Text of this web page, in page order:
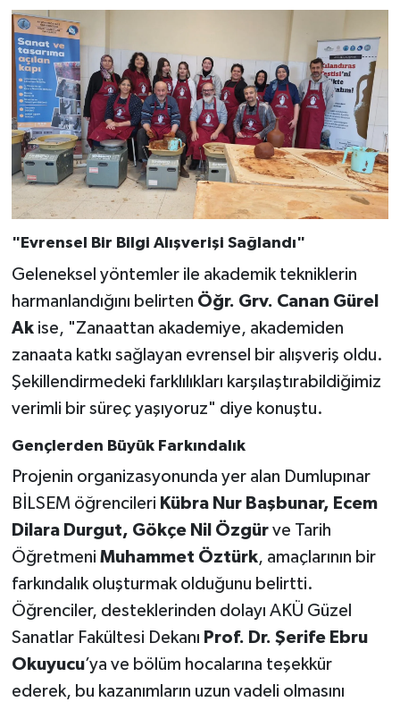
"Evrensel Bir Bilgi Alışverişi Sağlandı"
Geleneksel yöntemler ile akademik tekniklerin
harmanlandığını belirten Öğr. Grv. Canan Gürel
Akise, "Zanaattan akademiye, akademiden
zanaata katkı sağlayan evrensel bir alışveriş oldu.
Şekillendirmedeki farklılıkları karşılaştırabildiğimiz
verimli bir süreç yaşıyoruz" diye konuştu.
Gençlerden Büyük Farkındalık
Projenin organizasyonunda yer alan Dumlupınar
BİLSEM öğrencileri Kübra Nur Başbunar, Ecem
Dilara Durgut, Gökçe Nil Özgürve Tarih
Öğretmeni Muhammet Öztürk, amaçlarının bir
farkındalık oluşturmak olduğunu belirtti.
Öğrenciler, desteklerinden dolayı AKÜ Güzel
Sanatlar Fakültesi Dekanı Prof. Dr. Şerife Ebru
Okuyucu’ya ve bölüm hocalarına teşekkür
ederek, bu kazanımların uzun vadeli olmasını